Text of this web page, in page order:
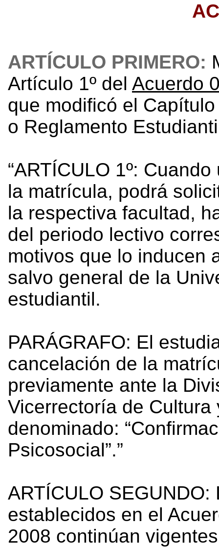
ARTÍCULO PRIMERO:
Artículo 1º del Acuerdo
que modificó el
o Reglamento
“ARTÍCULO 1º:
la matrícula, podrá
la respectiva facultad,
del periodo lectivo
motivos que lo inducen
salvo general de la
estudiantil.
PARÁGRAFO: El
cancelación de la
previamente ante la
Vicerrectoría de
denominado:
Psicosocial”.”
ARTÍCULO
establecidos en el
2008 continúan